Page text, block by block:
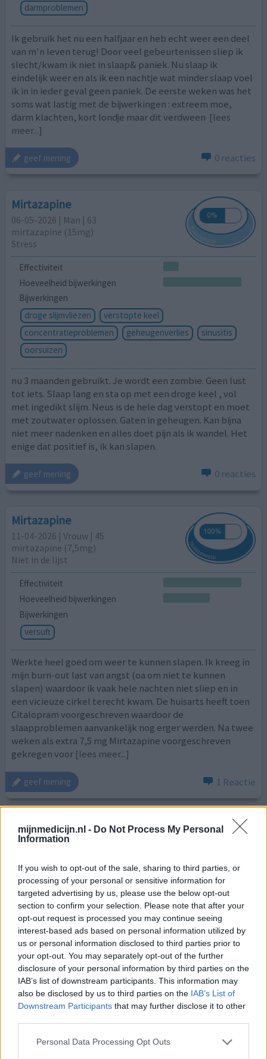
mijnmedicijn.nl - Do Not Process My Personal
Information
If you wish to opt-out of the sale, sharing to third parties, or
processing of your personal or sensitive information for
targeted advertising by us, please use the below opt-out
section to confirm your selection. Please note that after your
opt-out request is processed you may continue seeing
interest-based ads based on personal information utilized by
us or personal information disclosed to third parties prior to
your opt-out. You may separately opt-out of the further
disclosure of your personal information by third parties on the
IAB’s list of downstream participants. This information may
also be disclosed by us to third parties on the IAB’s List of
Downstream Participants that may further disclose it to other
Personal Data Processing Opt Outs
darmproblemen
Ik gebruik het nu een halfjaar en heb echt weer een deel
van m'n leven terug! Door veel gebeurtenissen sliep ik
slecht/kwam ik niet in slaap& paniek. Nu slaap ik
eindelijk weer en als ik een nachtje wat minder slaap voel
ik in in ieder geval geen paniek. De eerste weken was het
soms wat lastig met de bijwerkingen : extreem moe,
darm klachten, kort londje maar dit verdween [lees
meer...]
geef mening 0 reacties
Mirtazapine
06-05-2026 | Man | 63
mirtazapine (15mg)
Stress
Effectiviteit
Hoeveelheid bijwerkingen
Bijwerkingen
droge slijmvliezen
verstopte keel
concentratieproblemen
geheugenverlies
sinusitis
oorsuizen
nu 3 maanden gebruikt. Je wordt een zombie. Geen lust
tot iets. Slaap lang en sta op met een droge keel , vol
met ingedikt slijm. Neus is de hele dag verstopt en moet
met zoutwater oplossen. Gaten in geheugen. Kan bijna
niet meer nadenken en alles doet pijn als ik wandel. Het
enige dat positief is, ik kan slapen.
geef mening 0 reacties
Mirtazapine
11-04-2026 | Vrouw | 45
mirtazapine (7,5mg)
Niet in de lijst
Effectiviteit
Hoeveelheid bijwerkingen
Bijwerkingen
versuft
Werkte heel goed om weer te kunnen slapen. Ik kreeg in
mijn burn-out last van angst (oa om niet te kunnen
slapen) waardoor ik vaak hele nachten niet sliep en in
een vicieuze cirkel terecht kwam. De huisarts heeft toen
Citalopram voorgeschreven waardoor de
slaapproblemen aanvankelijk nog erger werden. Na twee
weken als extra 7,5 mg Mirtazapine voorgeschreven
gekregen voor [lees meer...]
geef mening 1 Reactie
Mirtazapine
24-02-2026 | Man | 42
Angst & paniekstoornis
Effectiviteit
Hoeveelheid bijwerkingen
Bijwerkingen
rusteloze benen
droge mond
constipatie
duizeligheid
Na paar nare gebeurtenissen eind januari gestart met
mirtazapine amarox 15 mg. Was mijn 1ste ervaring met AD.
Eerste 3 dagen na inname medicatie voor slapen K.O.
geweest voor rond 10 a 12 uurtjes per x. Werd uitgerust
wakker. Werking van goed slapen werd minder na eerste 3